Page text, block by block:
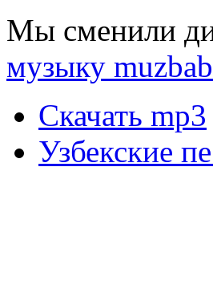
Мы сменили
музыку
Скачать mp3
Узбекские